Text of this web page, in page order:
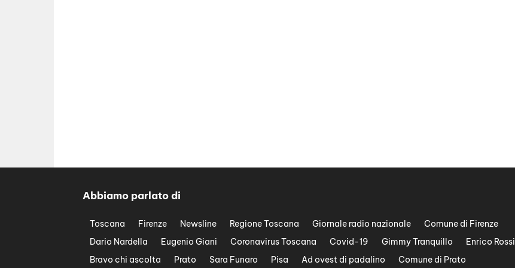
Abbiamo parlato di
Toscana Firenze Newsline Regione Toscana Giornale radio nazionale
Comune di Firenze
Dario Nardella
Eugenio Giani Coronavirus Toscana Covid-19 Gimmy Tranquillo
Enrico Rossi
Bravo chi ascolta
Prato Sara Funaro Pisa Ad ovest di padalino Comune di Prato